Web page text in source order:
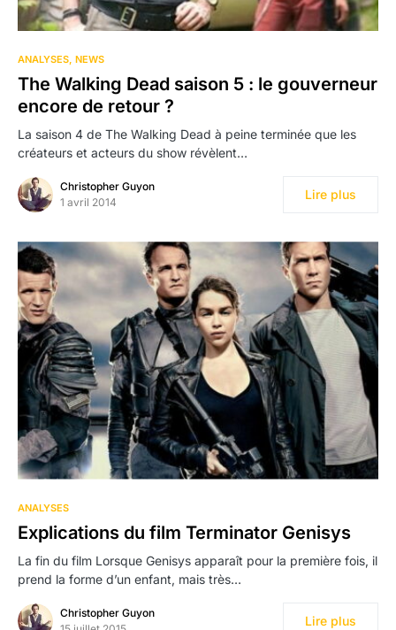
ANALYSES NEWS
The Walking Dead saison 5 : le gouverneur
encore de retour ?
La saison 4 de The Walking Dead à peine terminée que les
créateurs et acteurs du show révèlent…
Christopher Guyon
1 avril 2014
Lire plus
ANALYSES
Explications du film Terminator Genisys
La fin du film Lorsque Genisys apparaît pour la première fois, il
prend la forme d’un enfant, mais très…
Christopher Guyon
Lire plus